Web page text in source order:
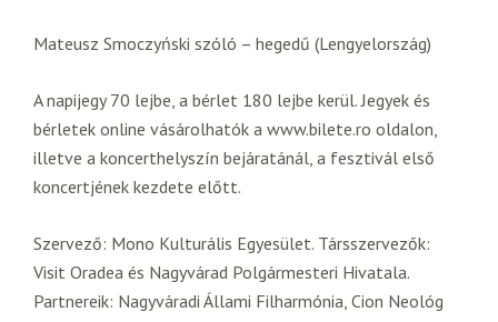
Mateusz Smoczyński szóló – hegedű (Lengyelország)
A napijegy 70 lejbe, a bérlet 180 lejbe kerül. Jegyek és
bérletek online vásárolhatók a www.bilete.ro oldalon,
illetve a koncerthelyszín bejáratánál, a fesztivál első
koncertjének kezdete előtt.
Szervező: Mono Kulturális Egyesület. Társszervezők:
Visit Oradea és Nagyvárad Polgármesteri Hivatala.
Partnereik: Nagyváradi Állami Filharmónia, Cion Neológ